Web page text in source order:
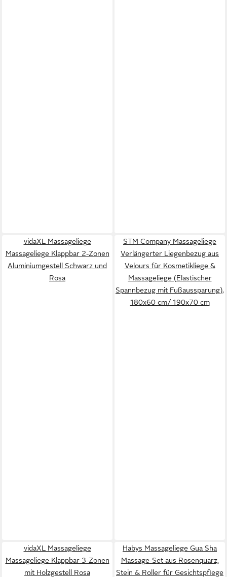
vidaXL Massageliege
Massageliege Klappbar 2-Zonen
Aluminiumgestell Schwarz und
Rosa
STM Company Massageliege
Verlängerter Liegenbezug aus
Velours für Kosmetikliege &
Massageliege (Elastischer
Spannbezug mit Fußaussparung),
180x60 cm/ 190x70 cm
vidaXL Massageliege
Massageliege Klappbar 3-Zonen
mit Holzgestell Rosa
Habys Massageliege Gua Sha
Massage-Set aus Rosenquarz,
Stein & Roller für Gesichtspflege